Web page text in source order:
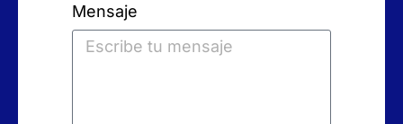
Mensaje